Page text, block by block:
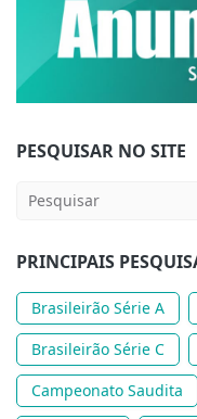
PESQUISAR NO SITE
PRINCIPAIS
Brasileirão Série A
Brasileirão Série C
Campeonato Saudita